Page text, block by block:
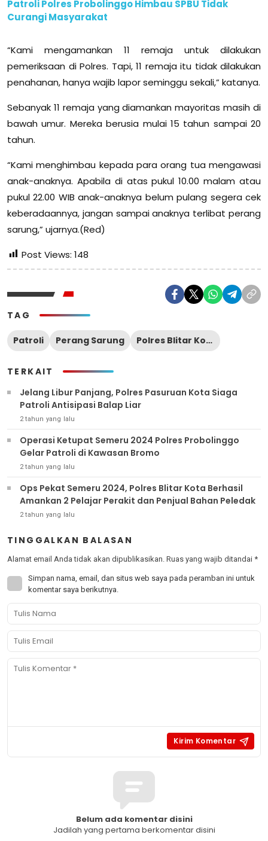
Patroli Polres Probolinggo Himbau SPBU Tidak
Curangi Masyarakat
“Kami mengamankan 11 remaja untuk dilakukan
pemeriksaan di Polres. Tapi, 11 remaja itu tidak dilakukan
penahanan, hanya wajib lapor seminggu sekali,” katanya.
Sebanyak 11 remaja yang diamankan mayoritas masih di
bawah umur. Mereka berusia mulai 15 tahun sampai 20
tahun.
“Kami menghimbau kepada para orang tua mengawasi
anak-anaknya. Apabila di atas pukul 10.00 malam atau
pukul 22.00 WIB anak-anaknya belum pulang segera cek
keberadaannya, jangan sampai anaknya terlibat perang
sarung,” ujarnya.(Red)
Post Views: 148
TAG
Patroli Perang Sarung Polres Blitar Kota
TERKAIT
Jelang Libur Panjang, Polres Pasuruan Kota Siaga
Patroli Antisipasi Balap Liar
2 tahun yang lalu
Operasi Ketupat Semeru 2024 Polres Probolinggo
Gelar Patroli di Kawasan Bromo
2 tahun yang lalu
Ops Pekat Semeru 2024, Polres Blitar Kota Berhasil
Amankan 2 Pelajar Perakit dan Penjual Bahan Peledak
2 tahun yang lalu
TINGGALKAN BALASAN
Alamat email Anda tidak akan dipublikasikan. Ruas yang wajib ditandai *
Simpan nama, email, dan situs web saya pada peramban ini untuk
komentar saya berikutnya.
Belum ada komentar disini
Jadilah yang pertama berkomentar disini